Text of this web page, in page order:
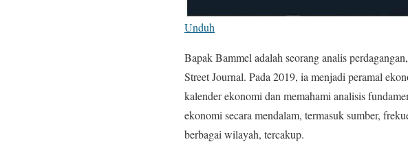
Unduh
Bapak Bammel adalah seorang analis
Street Journal. Pada 2019, ia menjadi peramal
kalender ekonomi dan memahami analisis
ekonomi secara mendalam, termasuk sumber,
berbagai wilayah, tercakup.